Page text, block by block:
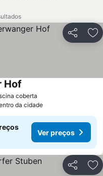
Partilhar
coberta
Hof
da cidade
Ver preços
Partilhar